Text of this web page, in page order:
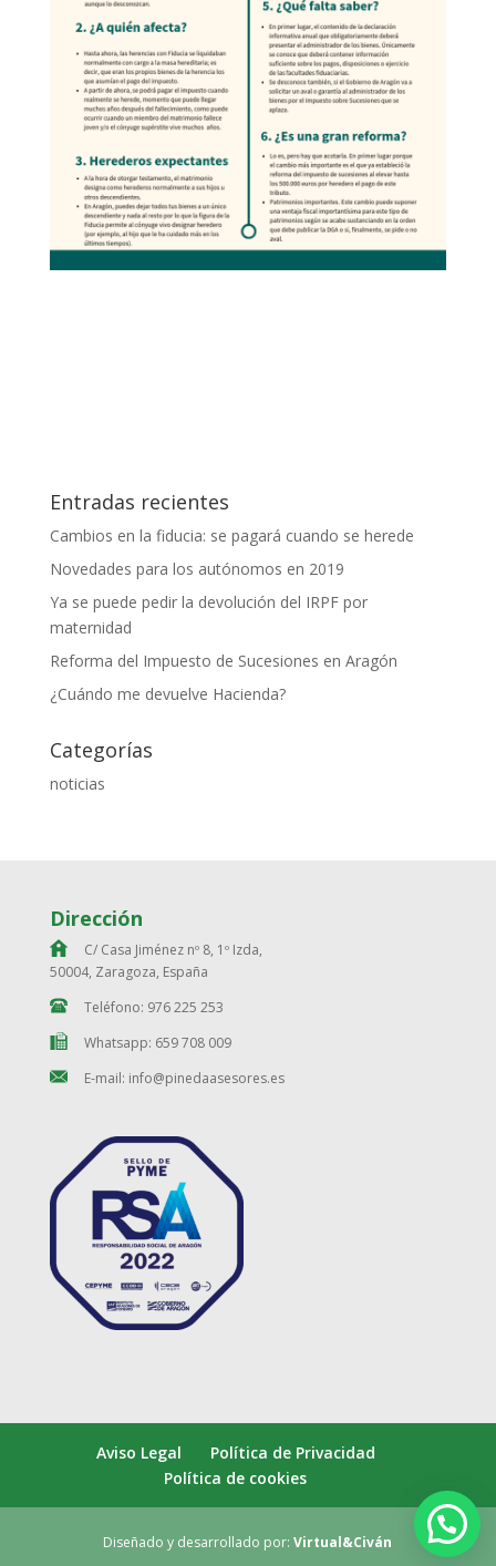
Entradas recientes
Cambios en la fiducia: se pagará cuando se herede
Novedades para los autónomos en 2019
Ya se puede pedir la devolución del IRPF por
maternidad
Reforma del Impuesto de Sucesiones en Aragón
¿Cuándo me devuelve Hacienda?
Categorías
noticias
Dirección
C/ Casa Jiménez nº 8, 1º Izda,
50004, Zaragoza, España
Teléfono: 976 225 253
Whatsapp: 659 708 009
E-mail: info@pinedaasesores.es
Aviso Legal
Política de Privacidad
Política de cookies
Diseñado y desarrollado por:Virtual&Civán